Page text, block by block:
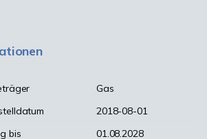
Gas
2018-08-01
bis
01.08.2028